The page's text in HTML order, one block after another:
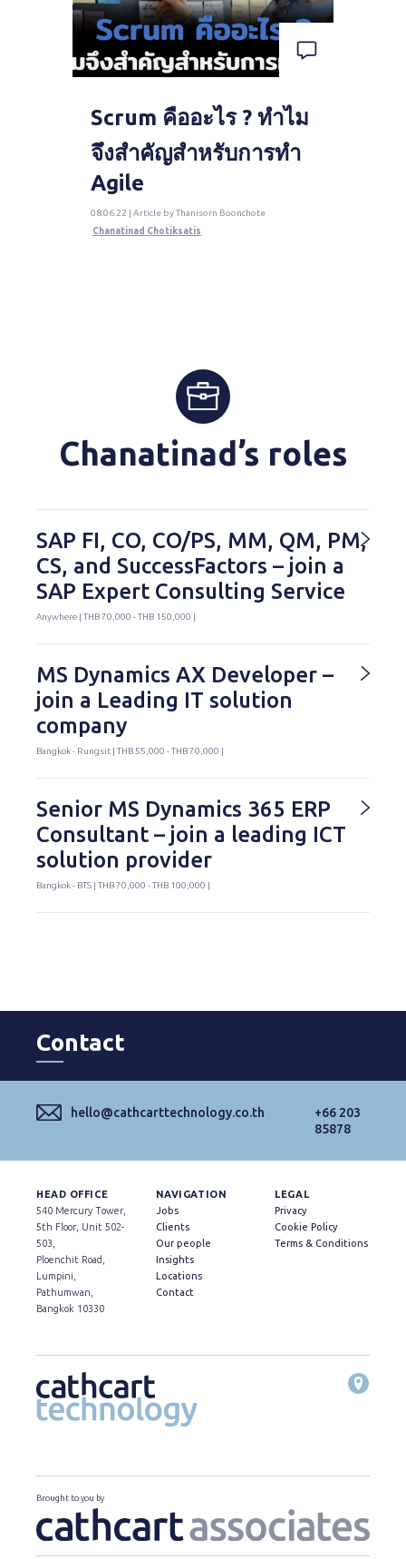
Scrum คืออะไร ? ทำไม
จึงสำคัญสำหรับการทำ
Agile
08.06.22 | Article by Thanisorn Boonchote
Chanatinad Chotiksatis
Chanatinad’s roles
SAP FI, CO, CO/PS, MM, QM, PM,
CS, and SuccessFactors – join a
SAP Expert Consulting Service
Anywhere | THB 70,000 - THB 150,000 |
MS Dynamics AX Developer –
join a Leading IT solution
company
Bangkok - Rungsit | THB 55,000 - THB 70,000 |
Senior MS Dynamics 365 ERP
Consultant – join a leading ICT
solution provider
Bangkok - BTS | THB 70,000 - THB 100,000 |
Contact
hello@cathcarttechnology.co.th
+66 203
85878
HEAD OFFICE
540 Mercury Tower,
5th Floor, Unit 502-
503,
Ploenchit Road,
Lumpini,
Pathumwan,
Bangkok 10330
NAVIGATION
Jobs
Clients
Our people
Insights
Locations
Contact
LEGAL
Privacy
Cookie Policy
Terms & Conditions
Brought to you by